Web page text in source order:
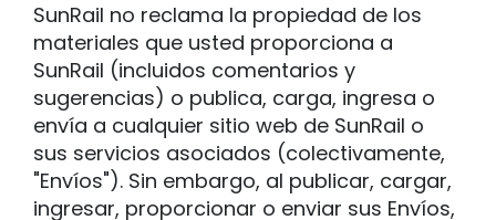
SunRail no reclama la propiedad de los
materiales que usted proporciona a
SunRail (incluidos comentarios y
sugerencias) o publica, carga, ingresa o
envía a cualquier sitio web de SunRail o
sus servicios asociados (colectivamente,
"Envíos"). Sin embargo, al publicar, cargar,
ingresar, proporcionar o enviar sus Envíos,